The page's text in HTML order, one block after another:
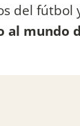
del fútbol
mundo